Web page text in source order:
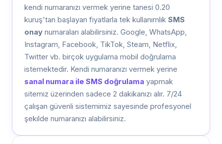
kendi numaranızı vermek yerine tanesi 0.20
kuruş'tan başlayan fiyatlarla tek kullanımlık SMS
onay numaraları alabilirsiniz. Google, WhatsApp,
Instagram, Facebook, TikTok, Steam, Netflix,
Twitter vb. birçok uygulama mobil doğrulama
istemektedir. Kendi numaranızı vermek yerine
sanal numara ile SMS doğrulama yapmak
sitemiz üzerinden sadece 2 dakikanızı alır. 7/24
çalışan güvenli sistemimiz sayesinde profesyonel
şekilde numaranızı alabilirsiniz.